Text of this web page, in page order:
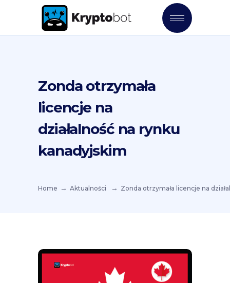
Zonda otrzymała
licencje na
działalność na rynku
kanadyjskim
Home Aktualności Zonda otrzymała licencje na